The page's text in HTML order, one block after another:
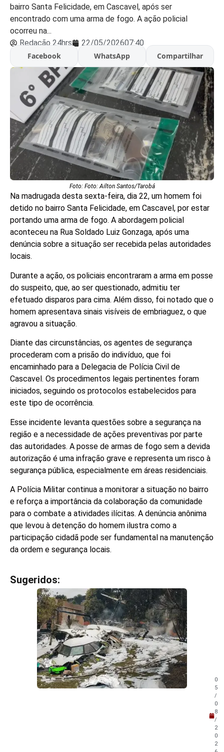
bairro Santa Felicidade, em Cascavel, após ser
encontrado com uma arma de fogo. A ação policial
ocorreu na...
Redação 24hrs
22/05/202607:40
Facebook
WhatsApp Compartilhar
Foto: Foto: Ailton Santos/Tarobá
Na madrugada desta sexta-feira, dia 22, um homem foi
detido no bairro Santa Felicidade, em Cascavel, por estar
portando uma arma de fogo. A abordagem policial
aconteceu na Rua Soldado Luiz Gonzaga, após uma
denúncia sobre a situação ser recebida pelas autoridades
locais.
Durante a ação, os policiais encontraram a arma em posse
do suspeito, que, ao ser questionado, admitiu ter
efetuado disparos para cima. Além disso, foi notado que o
homem apresentava sinais visíveis de embriaguez, o que
agravou a situação.
Diante das circunstâncias, os agentes de segurança
procederam com a prisão do indivíduo, que foi
encaminhado para a Delegacia de Polícia Civil de
Cascavel. Os procedimentos legais pertinentes foram
iniciados, seguindo os protocolos estabelecidos para
este tipo de ocorrência.
Esse incidente levanta questões sobre a segurança na
região e a necessidade de ações preventivas por parte
das autoridades. A posse de armas de fogo sem a devida
autorização é uma infração grave e representa um risco à
segurança pública, especialmente em áreas residenciais.
A Polícia Militar continua a monitorar a situação no bairro
e reforça a importância da colaboração da comunidade
para o combate a atividades ilícitas. A denúncia anônima
que levou à detenção do homem ilustra como a
participação cidadã pode ser fundamental na manutenção
da ordem e segurança locais.
Sugeridos:
0
5
/
0
8
/
2
0
2